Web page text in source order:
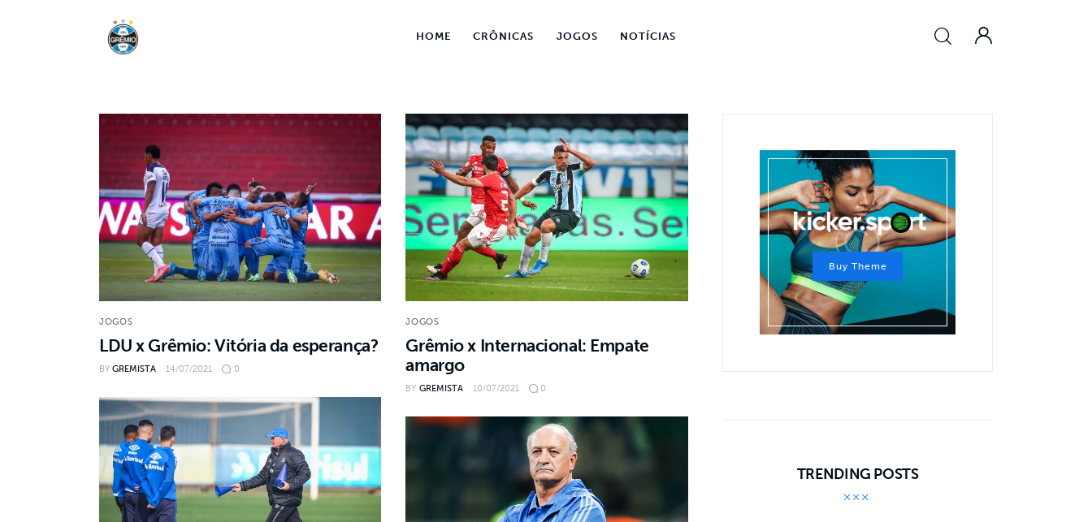
HOME CRÔNICAS JOGOS NOTÍCIAS
JOGOS
LDU x Grêmio: Vitória da esperança?
BY GREMISTA 14/07/2021 0
JOGOS
Grêmio x Internacional: Empate
amargo
BY GREMISTA 10/07/2021 0
Buy Theme
TRENDING POSTS